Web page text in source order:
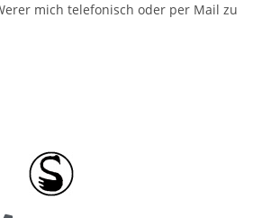
mich telefonisch oder per Mail zu